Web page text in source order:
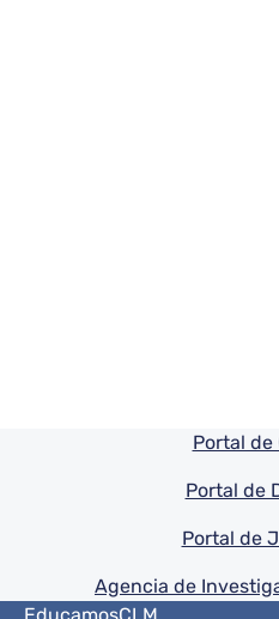
Pie de paginaPortal de
Portal de
Portal de
Agencia de